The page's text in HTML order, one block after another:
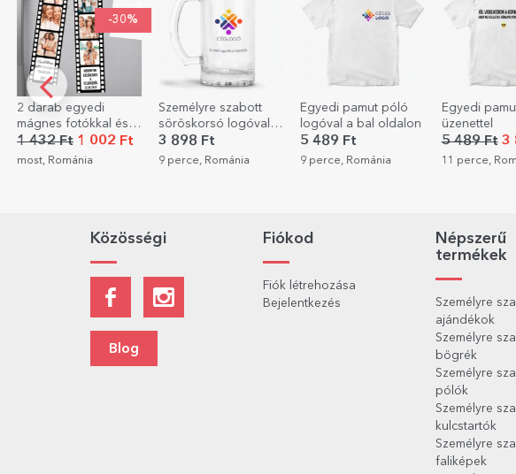
Személyre szabott
söröskorsó logóval
és szöveggel
3 898 Ft
9 perce, Románia
Egyedi pamut póló
logóval a bal oldalon
5 489 Ft
9 perce, Románia
-30%
Egyedi pamut póló
üzenettel
5 489 Ft
11 perce, Románia
Személyre
kulcstartó
autószámmal
2 784 Ft1
11 perce,
Közösségi
Blog
Fiókod
Fiók létrehozása
Bejelentkezés
Népszerű
termékek
Személyre
ajándékok
Személyre
bögrék
Személyre
pólók
Személyre
kulcstartók
Személyre
faliképek